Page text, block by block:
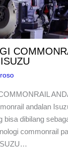
andalan
bisa dibilang
commonrail